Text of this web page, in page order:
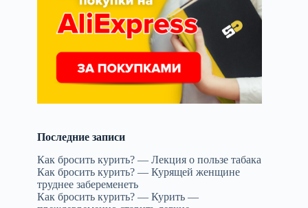
Последние записи
Как бросить курить? — Лекция о пользе табака
Как бросить курить? — Курящей женщине
труднее забеременеть
Как бросить курить? — Курить —